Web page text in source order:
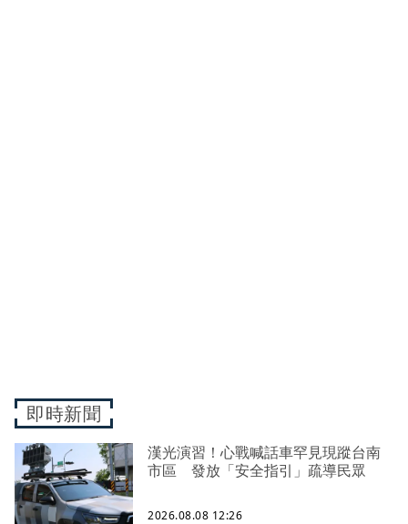
即時新聞
漢光演習！心戰喊話車罕見現蹤台南
市區 發放「安全指引」疏導民眾
2026.08.08 12:26